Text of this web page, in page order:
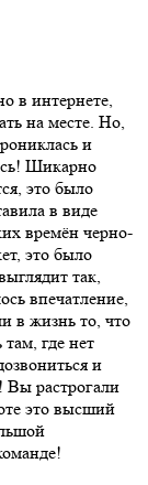
в интернете,
на месте. Но,
и
Шикарно
это было
в виде
времён черно-
это было
так,
впечатление,
в жизнь то, что
где нет
и
Вы растрогали
это высший